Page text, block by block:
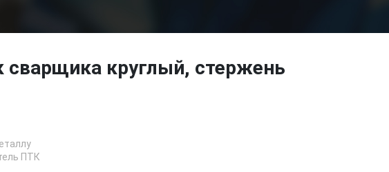
сварщика круглый, стержень
ПТК